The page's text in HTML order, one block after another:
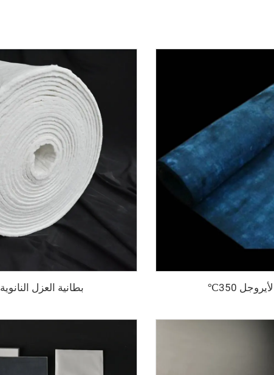
350℃ بطانية العزل النانوية 650℃